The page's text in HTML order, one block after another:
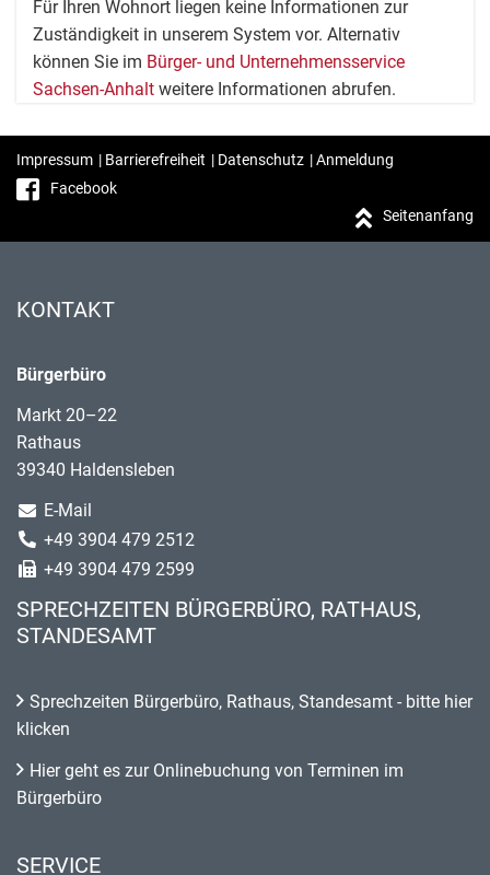
Für Ihren Wohnort liegen keine Informationen zur
Zuständigkeit in unserem System vor. Alternativ
können Sie im Bürger- und Unternehmensservice
Sachsen-Anhalt weitere Informationen abrufen.
Impressum | Barrierefreiheit | Datenschutz |Anmeldung
Facebook
Seitenanfang
KONTAKT
Bürgerbüro
Markt 20–22
Rathaus
39340 Haldensleben
E-Mail
+49 3904 479 2512
+49 3904 479 2599
SPRECHZEITEN BÜRGERBÜRO, RATHAUS,
STANDESAMT
Sprechzeiten Bürgerbüro, Rathaus, Standesamt - bitte hier
klicken
Hier geht es zur Onlinebuchung von Terminen im
Bürgerbüro
SERVICE